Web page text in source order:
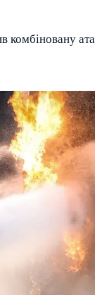
комбіновану